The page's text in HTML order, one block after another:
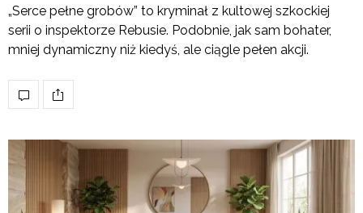
„Serce pełne grobów” to kryminał z kultowej szkockiej
serii o inspektorze Rebusie. Podobnie, jak sam bohater,
mniej dynamiczny niż kiedyś, ale ciągle pełen akcji.